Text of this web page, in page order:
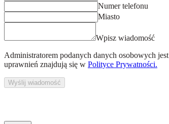
Numer telefonu
Miasto
Wpisz wiadomość
Administratorem podanych danych osobowych jest
uprawnień znajdują się w Polityce Prywatności.
Wyślij wiadomość